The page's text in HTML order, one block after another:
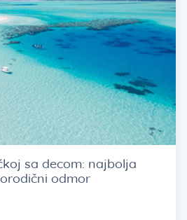
sa decom: najbolja
odmor